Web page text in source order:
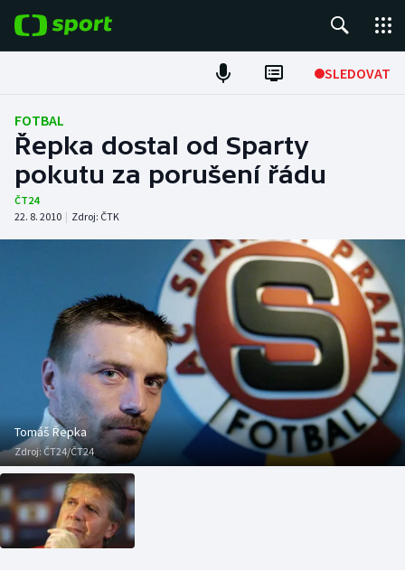
SLEDOVAT
Fotbal
Hokej
Tenis
Atletika
DALŠÍ SPORTY
Americký fotbal
Baseball a softbal
Basketbal
Biatlon
Boby a skeleton
NEPŘEHLÉDNĚTE
Soutěže
Historické návraty
Aplikace ČT sport
AZ kvíz
FOTBAL
Řepka dostal od Sparty
pokutu za porušení řádu
ČT24
22. 8. 2010 | Zdroj: ČTK
Tomáš Řepka
Zdroj:ČT24/ČT24